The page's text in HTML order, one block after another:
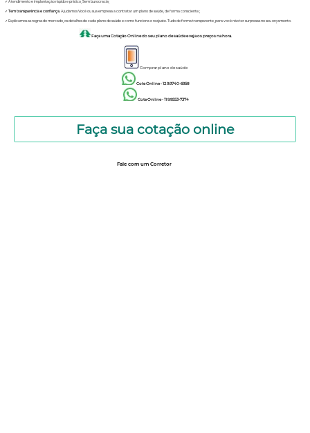
✓ Atendimento e implantação rápido e prático, Sem burocracia;
✓Tem transparência e confiança.Ajudamos Você ou sua empresa a contratar um plano de saúde, de forma consciente.;
✓ Explicamos as regras do mercado, os detalhes de cada plano de saúde e como funciona o reajuste. Tudo de forma transparente, para você não ter surpresas no seu orçamento.
Faça uma Cotação Online do seu plano de saúde e veja os preços na hora.
Comprar plano de saúde
Cote Online - 12 9.9740-6958
Cote Online - 11 9.9553-7374
Fale com um Corretor
Faça sua cotação online